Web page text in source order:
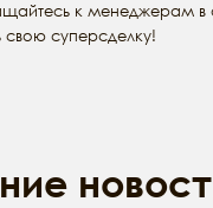
к менеджерам
свою суперсделку!